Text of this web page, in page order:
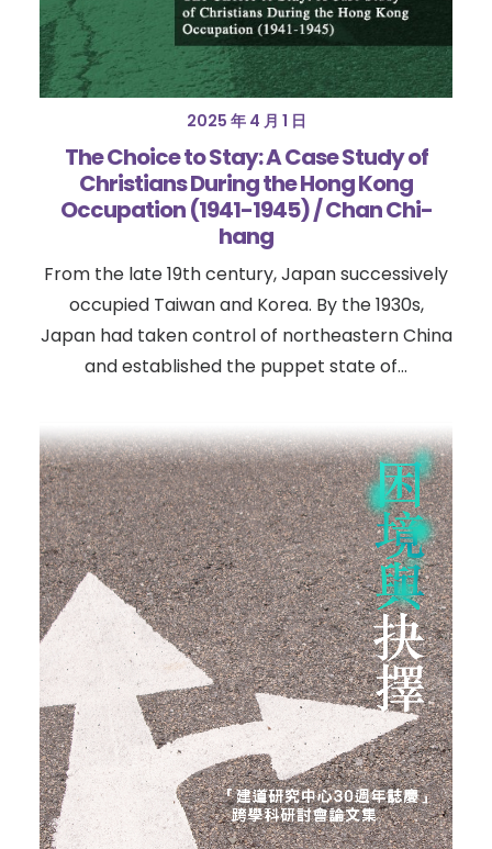
2025 年 4 月 1 日
The Choice to Stay: A Case Study of
Christians During the Hong Kong
Occupation (1941-1945) / Chan Chi-
hang
From the late 19th century, Japan successively
occupied Taiwan and Korea. By the 1930s,
Japan had taken control of northeastern China
and established the puppet state of…